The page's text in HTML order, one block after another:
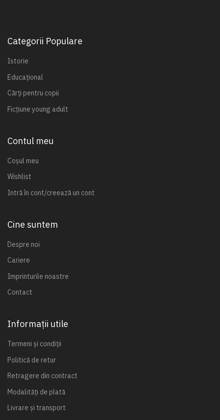
Categorii Populare
Istorie
Educațional
Cărți pentru copii
Ficțiune young adult
Contul meu
Coșul meu
Wishlist
Intră în cont/creează un cont
Cine suntem
Despre noi
Cariere
Imprinturile noastre
Contact
Informații utile
Termeni și condiții
Politică de retur
Retragere din contract
Modalități de plată
Livrare și transport